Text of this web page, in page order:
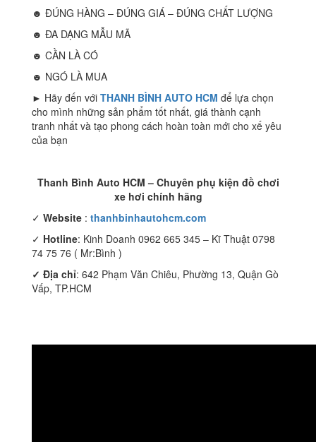
☻ ĐÚNG HÀNG – ĐÚNG GIÁ – ĐÚNG CHẤT LƯỢNG
☻ ĐA DẠNG MẪU MÃ
☻ CẦN LÀ CÓ
☻ NGÓ LÀ MUA
► Hãy đến với THANH BÌNH AUTO HCM để lựa chọn
cho mình những sản phẩm tốt nhất, giá thành cạnh
tranh nhất và tạo phong cách hoàn toàn mới cho xế yêu
của bạn
Thanh Bình Auto HCM – Chuyên phụ kiện đồ chơi
xe hơi chính hãng
✓ Website : thanhbinhautohcm.com
✓ Hotline: Kinh Doanh 0962 665 345 – Kĩ Thuật 0798
74 75 76 ( Mr:Bình )
✓ Địa chỉ: 642 Phạm Văn Chiêu, Phường 13, Quận Gò
Vấp, TP.HCM